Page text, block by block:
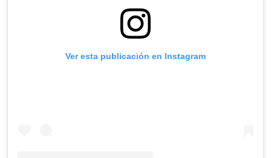
Ver esta publicación en Instagram